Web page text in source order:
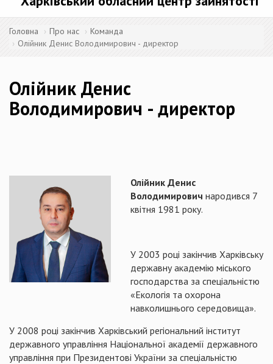
Головна Про нас
Команда
Олійник Денис Володимирович - директор
Олійник Денис
Володимирович - директор
Олійник Денис
Володимирович народився 7
квітня 1981 року.
У 2003 році закінчив Харківську
державну академію міського
господарства за спеціальністю
«Екологія та охорона
навколишнього середовища».
У 2008 році закінчив Харківський регіональний інститут
державного управління Національної академії державного
управління при Президентові України за спеціальністю